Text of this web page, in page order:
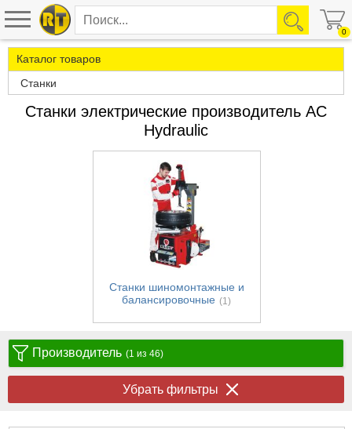
0
Каталог товаров
Станки
Станки электрические производитель AC
Hydraulic
Станки шиномонтажные и
балансировочные (1)
Производитель (1 из 46)
Убрать фильтры